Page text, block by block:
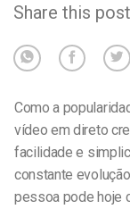
Share this post
Como a
vídeoem direto
facilidade e
constante
pessoa pode hoje